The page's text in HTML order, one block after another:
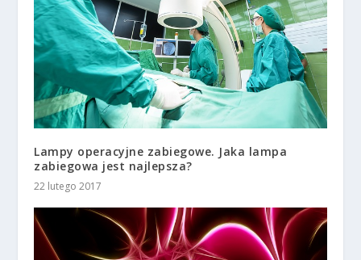
Lampy operacyjne zabiegowe. Jaka lampa
zabiegowa jest najlepsza?
22 lutego 2017